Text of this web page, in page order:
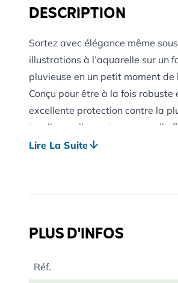
DESCRIPTION
Sortez avec élégance même
illustrations à l’aquarelle sur un
pluvieuse en un petit moment de
Conçu pour être à la fois
excellente protection contre la
tandis que l’ouverture manuelle
utilisation agréable, même lors
Lire La Suite
PLUS D'INFOS
Réf.